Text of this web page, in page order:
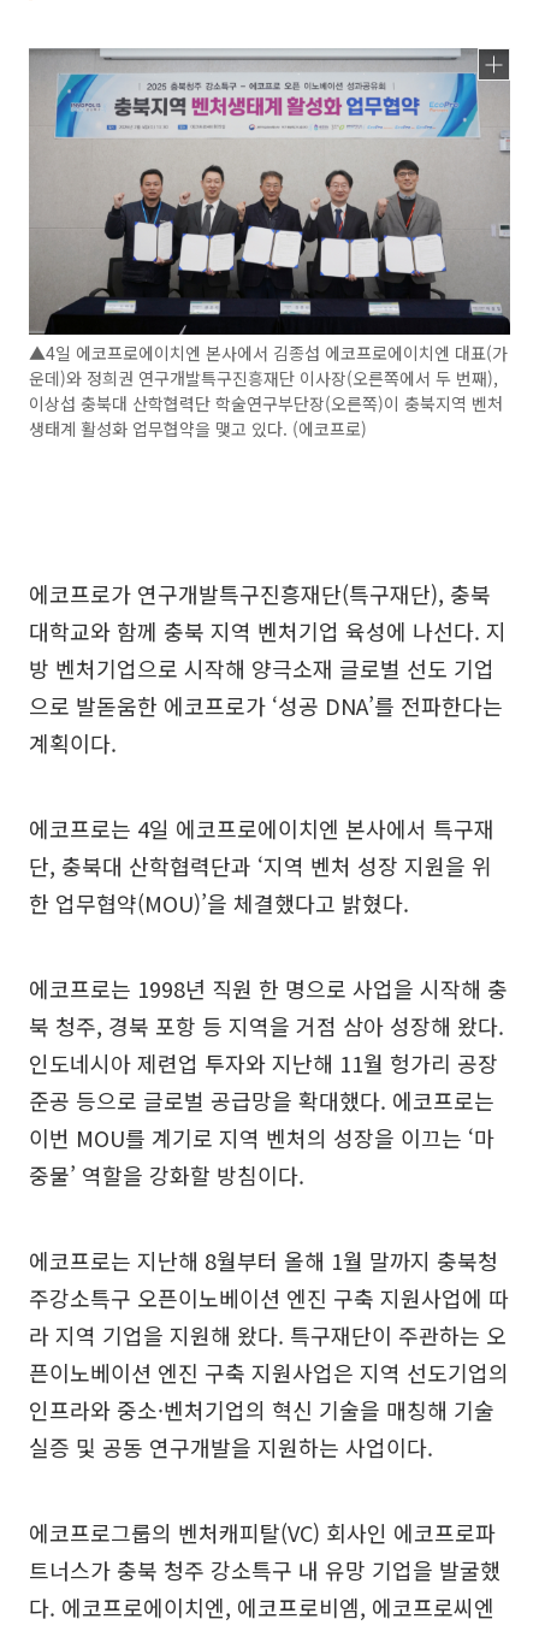
▲4일 에코프로에이치엔 본사에서 김종섭 에코프로에이치엔 대표(가
운데)와 정희권 연구개발특구진흥재단 이사장(오른쪽에서 두 번째),
이상섭 충북대 산학협력단 학술연구부단장(오른쪽)이 충북지역 벤처
생태계 활성화 업무협약을 맺고 있다. (에코프로)
에코프로가 연구개발특구진흥재단(특구재단), 충북
대학교와 함께 충북 지역 벤처기업 육성에 나선다. 지
방 벤처기업으로 시작해 양극소재 글로벌 선도 기업
으로 발돋움한 에코프로가 ‘성공 DNA’를 전파한다는
계획이다.
에코프로는 4일 에코프로에이치엔 본사에서 특구재
단, 충북대 산학협력단과 ‘지역 벤처 성장 지원을 위
한 업무협약(MOU)’을 체결했다고 밝혔다.
에코프로는 1998년 직원 한 명으로 사업을 시작해 충
북 청주, 경북 포항 등 지역을 거점 삼아 성장해 왔다.
인도네시아 제련업 투자와 지난해 11월 헝가리 공장
준공 등으로 글로벌 공급망을 확대했다. 에코프로는
이번 MOU를 계기로 지역 벤처의 성장을 이끄는 ‘마
중물’ 역할을 강화할 방침이다.
에코프로는 지난해 8월부터 올해 1월 말까지 충북청
주강소특구 오픈이노베이션 엔진 구축 지원사업에 따
라 지역 기업을 지원해 왔다. 특구재단이 주관하는 오
픈이노베이션 엔진 구축 지원사업은 지역 선도기업의
인프라와 중소·벤처기업의 혁신 기술을 매칭해 기술
실증 및 공동 연구개발을 지원하는 사업이다.
에코프로그룹의 벤처캐피탈(VC) 회사인 에코프로파
트너스가 충북 청주 강소특구 내 유망 기업을 발굴했
다. 에코프로에이치엔, 에코프로비엠, 에코프로씨엔